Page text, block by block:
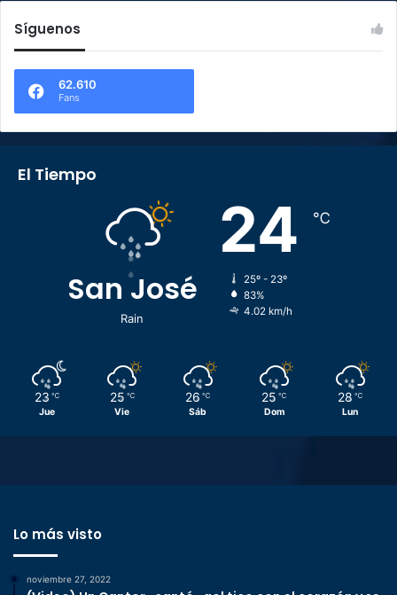
Síguenos
62.610
Fans
El Tiempo
San José
Rain
24 ℃
25º - 23º
83%
4.02 km/h
23 ℃
Jue
25 ℃
Vie
26 ℃
Sáb
25 ℃
Dom
28 ℃
Lun
Lo más visto
noviembre 27, 2022